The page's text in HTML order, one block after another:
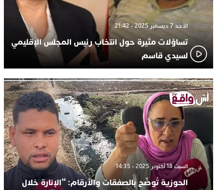
الأحد 7 ديسمبر 2025 - 21:42
تساؤلات مثيرة حول انتخاب رئيس المجلس الإقليمي
لسيدي قاسم
السبت 18 أكتوبر 2025 - 14:35
الحوزية تُوضّح بالصفقات والأرقام: “الإنارة خلال